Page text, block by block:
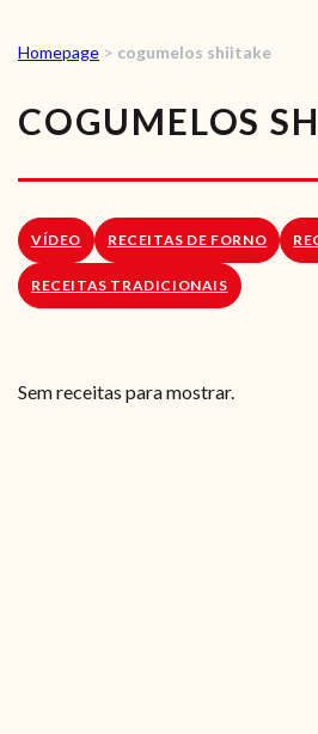
VÍDEOS
RECEITAS
SOBRE
LOJA
Homepage > cogumelos shiitake
COGUMELOS
VÍDEO RECEITAS DE FORNO
RECEITAS TRADICIONAIS
Sem receitas para mostrar.